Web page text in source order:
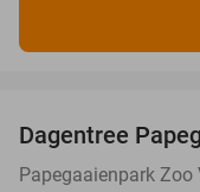
Dagentree
Papegaaienpark Zoo